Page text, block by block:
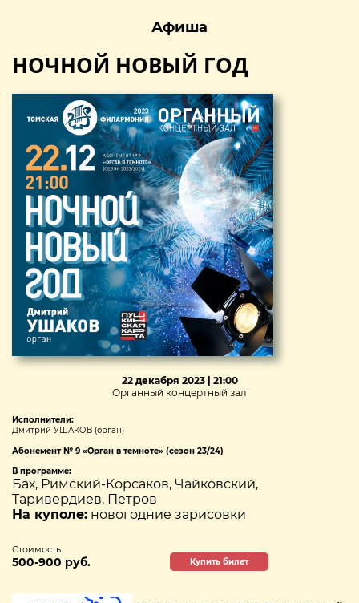
Афиша
НОЧНОЙ НОВЫЙ ГОД
22 декабря 2023 | 21:00
Органный концертный зал
Исполнители:
Дмитрий УШАКОВ (орган)
Абонемент № 9 «Орган в темноте» (сезон 23/24)
В программе:
Бах, Римский-Корсаков, Чайковский,
Таривердиев, Петров
На куполе: новогодние зарисовки
Стоимость
500-900 руб. Купить билет